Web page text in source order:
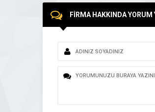
FİRMA HAKKINDA YORUM